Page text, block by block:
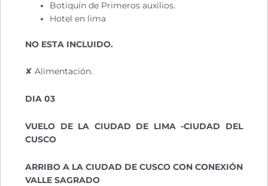
Botiquín de Primeros auxilios.
Hotel en lima
NO ESTA INCLUIDO.
✘ Alimentación.
DIA 03
VUELO DE LA CIUDAD DE LIMA -CIUDAD DEL
CUSCO
ARRIBO A LA CIUDAD DE CUSCO CON CONEXIÓN
VALLE SAGRADO